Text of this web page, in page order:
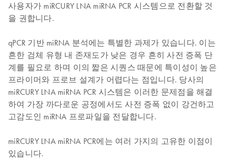
사용자가 miRCURY LNA miRNA PCR 시스템으로 전환할 것
을 권합니다.
qPCR 기반 miRNA 분석에는 특별한 과제가 있습니다. 이는
흔한 검체 유형 내 존재도가 낮은 경우 흔히 사전 증폭 단
계를 필요로 하며 이의 짧은 시퀀스 때문에 특이성이 높은
프라이머와 프로브 설계가 어렵다는 점입니다. 당사의
miRCURY LNA miRNA PCR 시스템은 이러한 문제점을 해결
하여 가장 까다로운 공정에서도 사전 증폭 없이 강건하고
고감도인 miRNA 프로파일을 전달합니다.
miRCURY LNA miRNA PCR에는 여러 가지의 고유한 이점이
있습니다.